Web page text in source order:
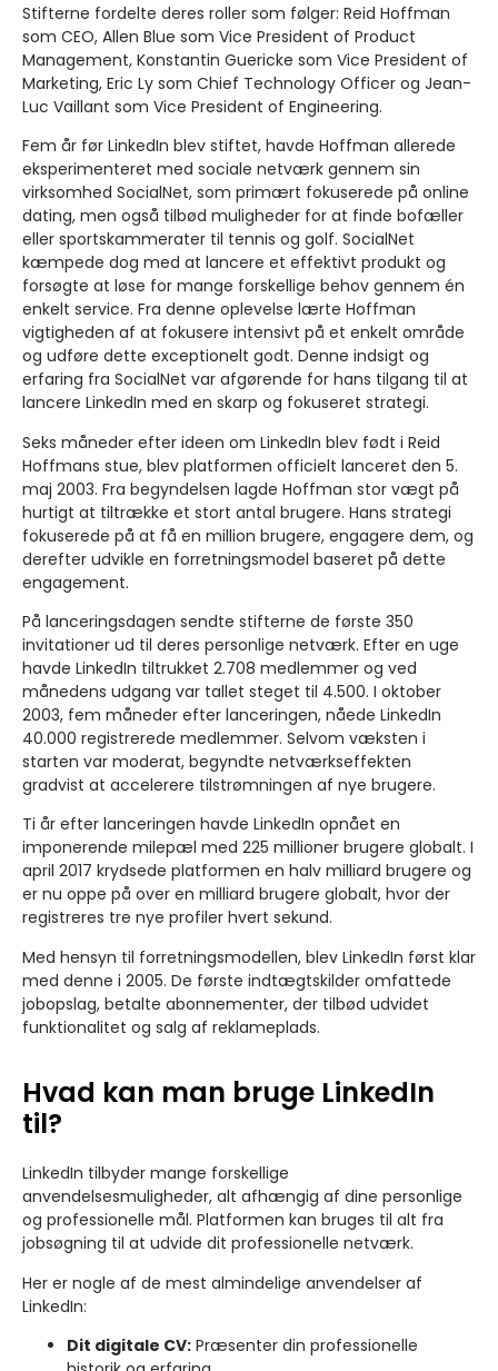
Stifterne fordelte deres roller som følger: Reid Hoffman
som CEO, Allen Blue som Vice President of Product
Management, Konstantin Guericke som Vice President of
Marketing, Eric Ly som Chief Technology Officer og Jean-
Luc Vaillant som Vice President of Engineering.
Fem år før LinkedIn blev stiftet, havde Hoffman allerede
eksperimenteret med sociale netværk gennem sin
virksomhed SocialNet, som primært fokuserede på online
dating, men også tilbød muligheder for at finde bofæller
eller sportskammerater til tennis og golf. SocialNet
kæmpede dog med at lancere et effektivt produkt og
forsøgte at løse for mange forskellige behov gennem én
enkelt service. Fra denne oplevelse lærte Hoffman
vigtigheden af at fokusere intensivt på et enkelt område
og udføre dette exceptionelt godt. Denne indsigt og
erfaring fra SocialNet var afgørende for hans tilgang til at
lancere LinkedIn med en skarp og fokuseret strategi.
Seks måneder efter ideen om LinkedIn blev født i Reid
Hoffmans stue, blev platformen officielt lanceret den 5.
maj 2003. Fra begyndelsen lagde Hoffman stor vægt på
hurtigt at tiltrække et stort antal brugere. Hans strategi
fokuserede på at få en million brugere, engagere dem, og
derefter udvikle en forretningsmodel baseret på dette
engagement.
På lanceringsdagen sendte stifterne de første 350
invitationer ud til deres personlige netværk. Efter en uge
havde LinkedIn tiltrukket 2.708 medlemmer og ved
månedens udgang var tallet steget til 4.500. I oktober
2003, fem måneder efter lanceringen, nåede LinkedIn
40.000 registrerede medlemmer. Selvom væksten i
starten var moderat, begyndte netværkseffekten
gradvist at accelerere tilstrømningen af nye brugere.
Ti år efter lanceringen havde LinkedIn opnået en
imponerende milepæl med 225 millioner brugere globalt. I
april 2017 krydsede platformen en halv milliard brugere og
er nu oppe på over en milliard brugere globalt, hvor der
registreres tre nye profiler hvert sekund.
Med hensyn til forretningsmodellen, blev LinkedIn først klar
med denne i 2005. De første indtægtskilder omfattede
jobopslag, betalte abonnementer, der tilbød udvidet
funktionalitet og salg af reklameplads.
Hvad kan man bruge LinkedIn
til?
LinkedIn tilbyder mange forskellige
anvendelsesmuligheder, alt afhængig af dine personlige
og professionelle mål. Platformen kan bruges til alt fra
jobsøgning til at udvide dit professionelle netværk.
Her er nogle af de mest almindelige anvendelser af
LinkedIn:
Dit digitale CV: Præsenter din professionelle